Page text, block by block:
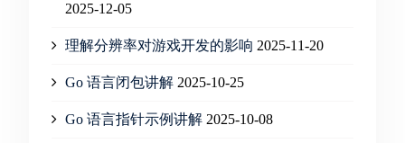
2025-12-05
理解分辨率对游戏开发的影响 2025-11-20
Go 语言闭包讲解 2025-10-25
Go 语言指针示例讲解 2025-10-08